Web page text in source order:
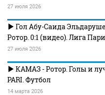
27 июля 2026
Гол Абу-Саида
Ротор. 0:1 (видео). Лига
27 июля 2026
КАМАЗ - Ротор. Голы и
PARI. Футбол
14 марта 2026